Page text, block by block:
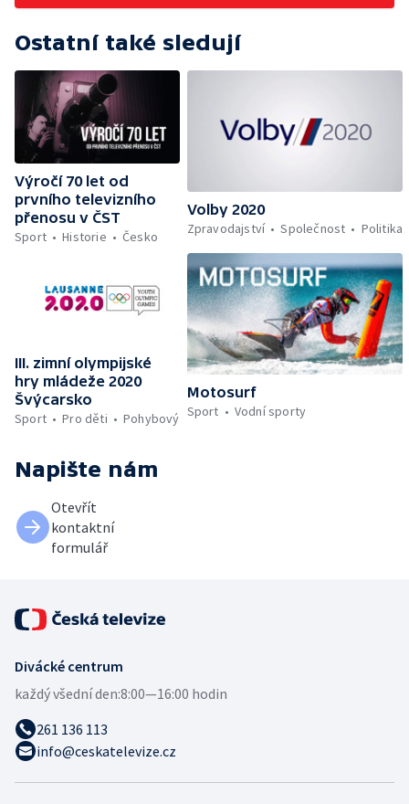
Ostatní také sledují
Výročí 70 let od
prvního televizního
přenosu v ČST
Sport
Historie Česko
Volby 2020
Zpravodajství
Společnost Politika
III. zimní olympijské
hry mládeže 2020
Švýcarsko
Sport
Pro děti Pohybový
Motosurf
Sport
Vodní sporty
Napište nám
Otevřít
kontaktní
formulář
Divácké centrum
každý všední den:8:00—16:00 hodin
261 136 113
info@ceskatelevize.cz